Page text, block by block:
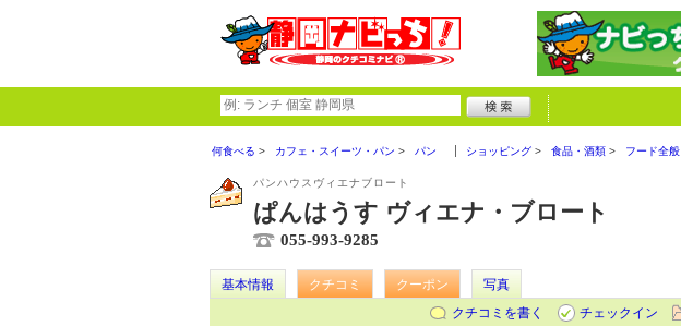
何食べる カフェ・スイーツ・パン パン ショッピング 食品・酒類 フード全般
パンハウスヴィエナブロート
ぱんはうす ヴィエナ・ブロート
055-993-9285
基本情報 クチコミ クーポン
写真
クチコミを書く
チェックイン